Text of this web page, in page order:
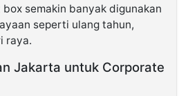
semakin banyak digunakan
seperti ulang tahun,
raya.
Jakarta untuk Corporate